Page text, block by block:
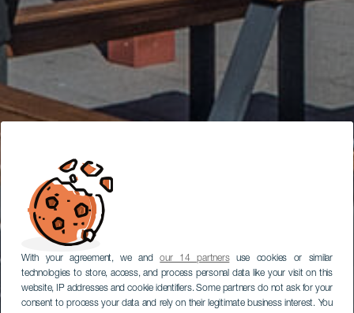
With your agreement, we andour 14 partnersuse cookies or similar
technologies to store, access, and process personal data like your visit on this
website, IP addresses and cookie identifiers. Some partners do not ask for your
consent to process your data and rely on their legitimate business interest. You